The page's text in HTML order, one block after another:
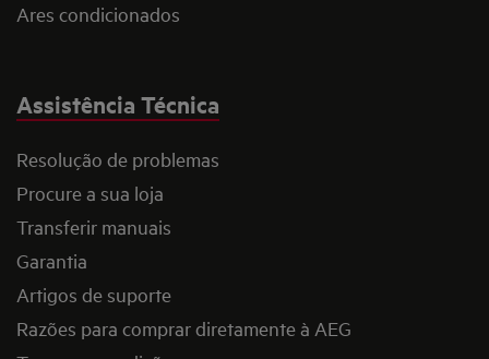
Ares condicionados
Assistência Técnica
Resolução de problemas
Procure a sua loja
Transferir manuais
Garantia
Artigos de suporte
Razões para comprar diretamente à AEG